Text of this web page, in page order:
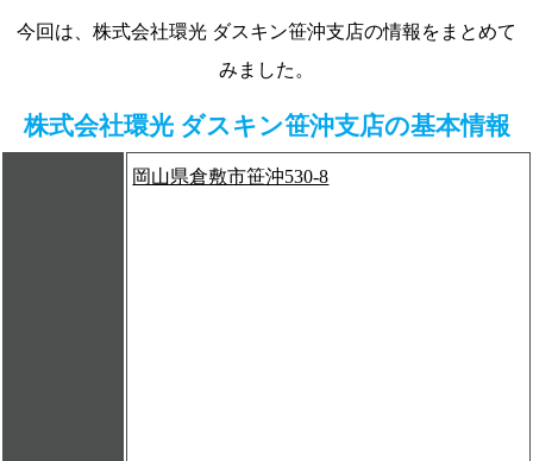
今回は、株式会社環光 ダスキン笹沖支店の情報をまとめて
みました。
株式会社環光 ダスキン笹沖支店の基本情報
岡山県倉敷市笹沖530-8